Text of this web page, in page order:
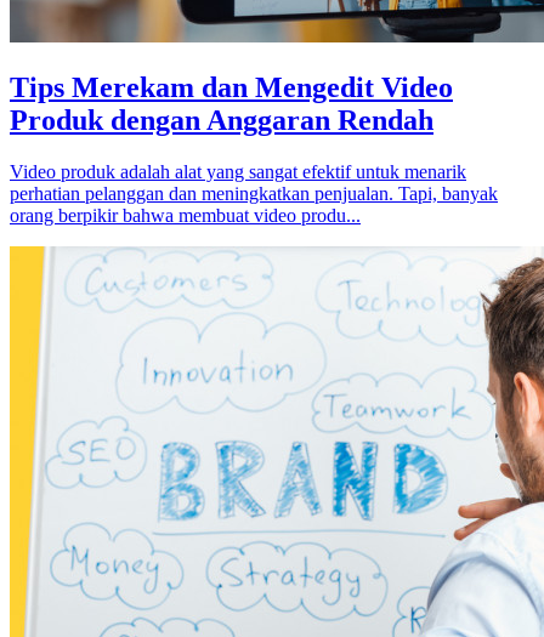
Tips Merekam dan Mengedit Video
Produk dengan Anggaran Rendah
Video produk adalah alat yang sangat efektif untuk menarik
perhatian pelanggan dan meningkatkan penjualan. Tapi, banyak
orang berpikir bahwa membuat video produ...